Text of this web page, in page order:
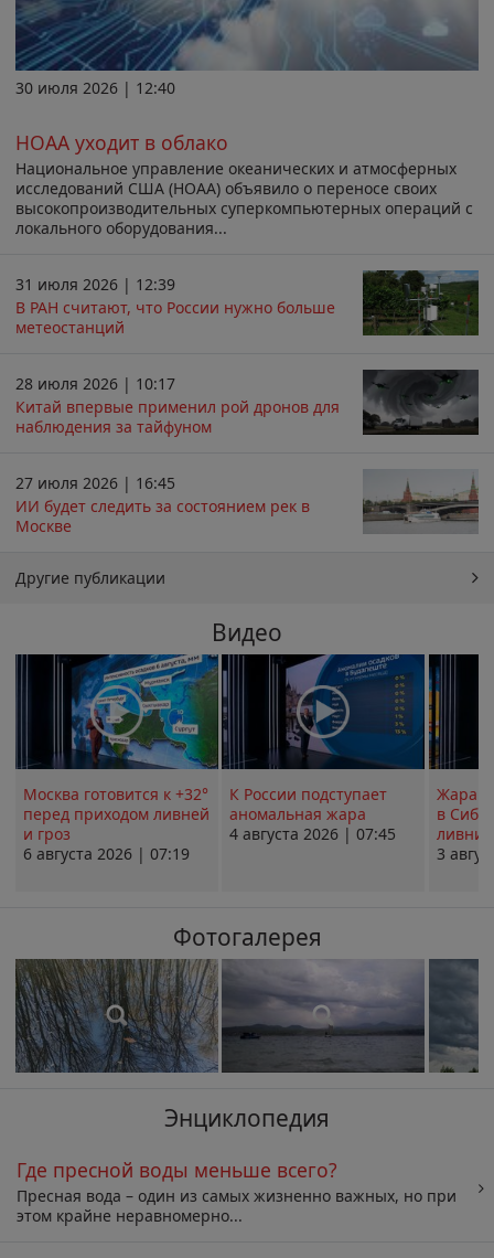
30 июля 2026 | 12:40
НОАА уходит в облако
Национальное управление океанических и атмосферных
исследований США (НОАА) объявило о переносе своих
высокопроизводительных суперкомпьютерных операций с
локального оборудования...
31 июля 2026 | 12:39
В РАН считают, что России нужно больше
метеостанций
28 июля 2026 | 10:17
Китай впервые применил рой дронов для
наблюдения за тайфуном
27 июля 2026 | 16:45
ИИ будет следить за состоянием рек в
Москве
Другие публикации
Видео
Москва готовится к +32°
перед приходом ливней
и гроз
6 августа 2026 | 07:19
К России подступает
аномальная жара
4 августа 2026 | 07:45
Жара в
в
ливни
3
Фотогалерея
Энциклопедия
Где пресной воды меньше всего?
Пресная вода – один из самых жизненно важных, но при
этом крайне неравномерно...